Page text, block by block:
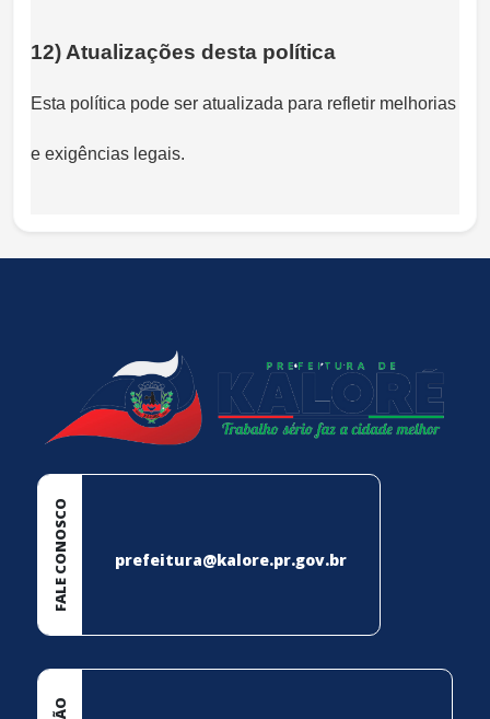
12) Atualizações desta política
Esta política pode ser atualizada para refletir melhorias
e exigências legais.
FALE CONOSCO prefeitura@kalore.pr.gov.br